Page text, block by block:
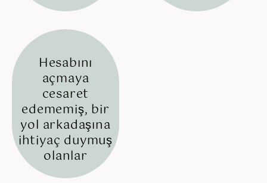
Hesabını
açmaya
cesaret
edememiş, bir
yol arkadaşına
ihtiyaç duymuş
olanlar​